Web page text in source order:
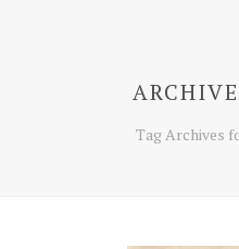
Tag Archives